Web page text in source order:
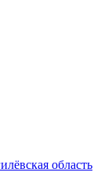
область